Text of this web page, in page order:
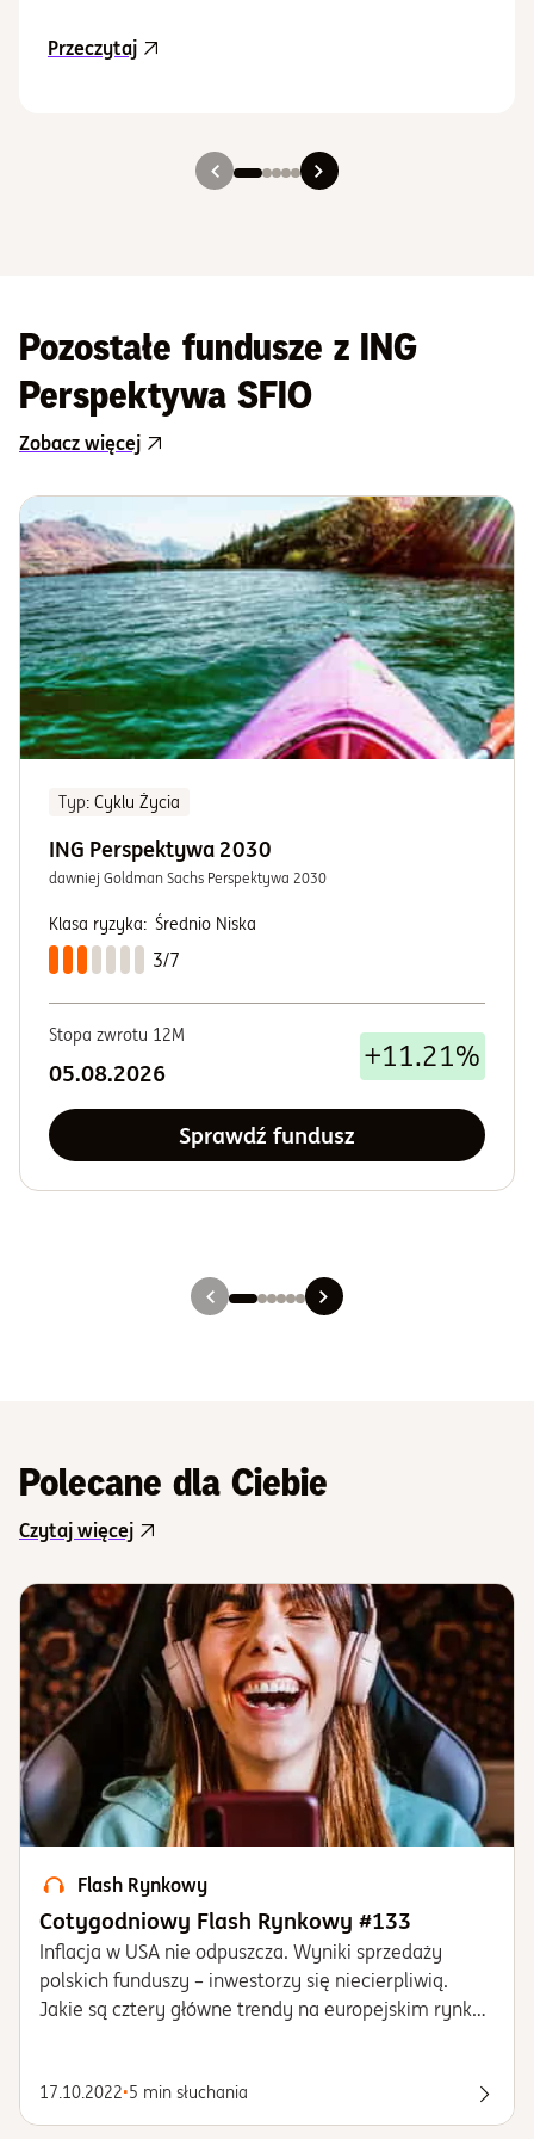
Przeczytajaktualność Aktualizacja Prospektu
Slajd 1
Slajd 2
Slajd 3
Slajd 4
Slajd 5
Pozostałe fundusze z ING
Perspektywa SFIO
Zobacz więcej
Typ: Cyklu Życia
ING Perspektywa 2030
dawniej Goldman Sachs Perspektywa 2030
Klasa ryzyka: Średnio Niska
3/7
Stopa zwrotu 12M
05.08.2026 +11.21%
Sprawdź fundusz
Slajd 2
Slajd 3
Slajd 4
Slajd 5
Slajd 6
Polecane dla Ciebie
Czytaj więcej
Flash Rynkowy
Cotygodniowy Flash Rynkowy #133
Inflacja w USA nie odpuszcza. Wyniki sprzedaży
polskich funduszy – inwestorzy się niecierpliwią.
Jakie są cztery główne trendy na europejskim rynku
jaką rolę mogą pełnić w portfelu?
17.10.2022•5 min słuchania